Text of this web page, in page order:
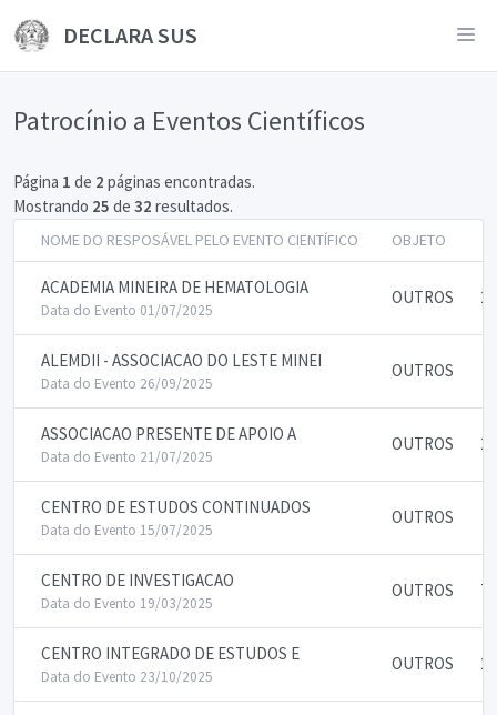
DECLARA SUS
Patrocínio a Eventos Científicos
Página 1 de 2 páginas encontradas.
Mostrando 25 de 32 resultados.
NOME DO RESPOSÁVEL PELO EVENTO CIENTÍFICO OBJETO
ACADEMIA MINEIRA DE HEMATOLOGIA
Data do Evento 01/07/2025
OUTROS
ALEMDII - ASSOCIACAO DO LESTE MINEI
Data do Evento 26/09/2025
OUTROS
ASSOCIACAO PRESENTE DE APOIO A
Data do Evento 21/07/2025
OUTROS
CENTRO DE ESTUDOS CONTINUADOS
Data do Evento 15/07/2025
OUTROS
CENTRO DE INVESTIGACAO
Data do Evento 19/03/2025
OUTROS
CENTRO INTEGRADO DE ESTUDOS E
Data do Evento 23/10/2025
OUTROS